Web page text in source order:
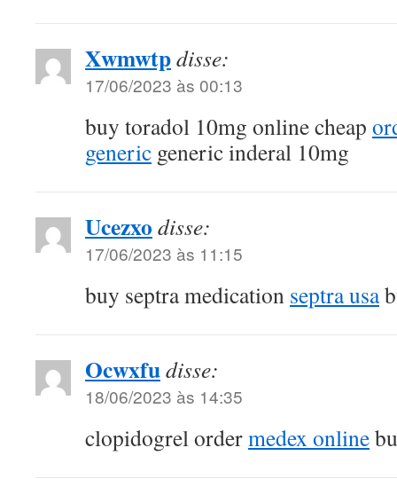
Xwmwtpdisse:
17/06/2023 às 00:13
buy toradol 10mg online cheap
generic generic inderal 10mg
Ucezxo disse:
17/06/2023 às 11:15
buy septra medication septra usa
Ocwxfudisse:
18/06/2023 às 14:35
clopidogrel ordermedex online